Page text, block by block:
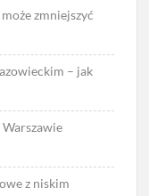
zmniejszyć
– jak
z niskim